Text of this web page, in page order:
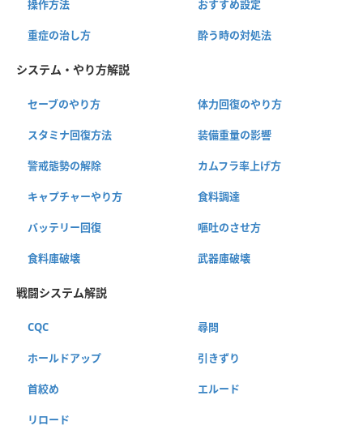
操作方法 おすすめ設定
重症の治し方 酔う時の対処法
システム・やり方解説
セーブのやり方 体力回復のやり方
スタミナ回復方法 装備重量の影響
警戒態勢の解除 カムフラ率上げ方
キャプチャーやり方 食料調達
バッテリー回復 嘔吐のさせ方
食料庫破壊 武器庫破壊
戦闘システム解説
CQC 尋問
ホールドアップ 引きずり
首絞め エルード
リロード